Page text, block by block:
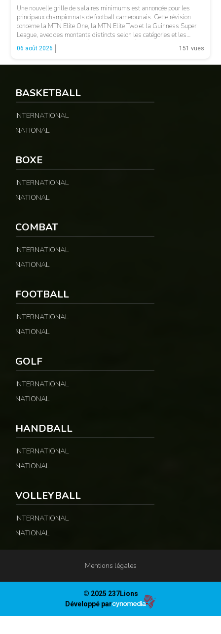
Une nouvelle grille de salaires minimums est annoncée pour les
principaux championnats de football camerounais. Cette révision
concerne la MTN Elite One, la MTN Elite Two et la Guinness Super
League, avec des montants distincts selon les catégories et les
fonctions. LA SUITE APRÈS LA PUBLICITÉ Selon les informations
relayées par Allez Les Lions, […]
06 août 2026 151 vues
BASKETBALL
INTERNATIONAL
NATIONAL
BOXE
INTERNATIONAL
NATIONAL
COMBAT
INTERNATIONAL
NATIONAL
FOOTBALL
INTERNATIONAL
NATIONAL
GOLF
INTERNATIONAL
NATIONAL
HANDBALL
INTERNATIONAL
NATIONAL
VOLLEYBALL
INTERNATIONAL
NATIONAL
Mentions légales
© 2025 237Lions
Développé par